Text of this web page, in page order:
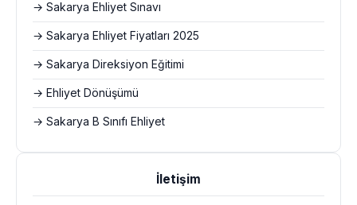
→ Sakarya Ehliyet Sınavı
→ Sakarya Ehliyet Fiyatları 2025
→ Sakarya Direksiyon Eğitimi
→ Ehliyet Dönüşümü
→ Sakarya B Sınıfı Ehliyet
İletişim